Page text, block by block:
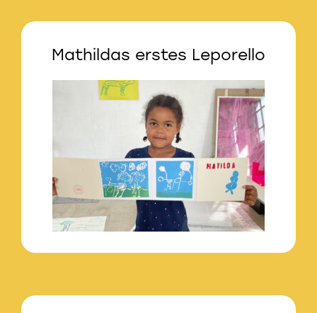
Mathildas erstes Leporello